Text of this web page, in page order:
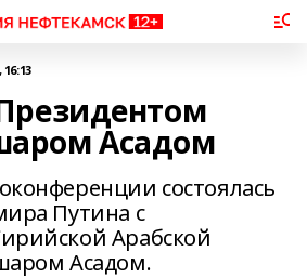
Асадом
состоялась
Путина с
Арабской
Асадом.